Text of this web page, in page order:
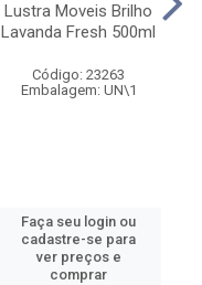
Lustra Moveis Brilho
Lavanda Fresh 500ml
Código: 23263
Embalagem: UN\1
Faça seu login ou
cadastre-se para
ver preços e
comprar